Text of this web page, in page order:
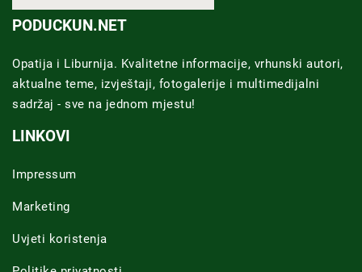
PODUCKUN.NET
Opatija i Liburnija. Kvalitetne informacije, vrhunski autori,
aktualne teme, izvještaji, fotogalerije i multimedijalni
sadržaj - sve na jednom mjestu!
LINKOVI
Impressum
Marketing
Uvjeti koristenja